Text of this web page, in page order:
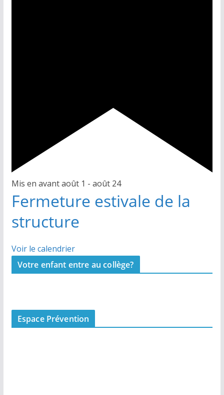
Mis en avantaoût 1 - août 24
Fermeture estivale de la
structure
Voir le calendrier
Votre enfant entre au collège?
Espace Prévention